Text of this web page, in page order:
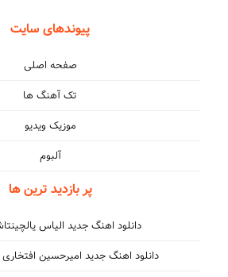
پیوندهای سایت
صفحه اصلی
تک آهنگ ها
موزیک ویدیو
آلبوم
پر بازدید ترین ها
دانلود اهنگ جدید الیاس
دانلود اهنگ جدید امیرحسین